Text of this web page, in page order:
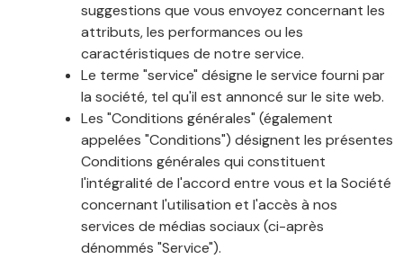
suggestions que vous envoyez concernant les
attributs, les performances ou les
caractéristiques de notre service.
Le terme "service" désigne le service fourni par
la société, tel qu'il est annoncé sur le site web.
Les "Conditions générales" (également
appelées "Conditions") désignent les présentes
Conditions générales qui constituent
l'intégralité de l'accord entre vous et la Société
concernant l'utilisation et l'accès à nos
services de médias sociaux (ci-après
dénommés "Service").